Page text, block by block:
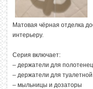
Матовая чёрная отделка
интерьеру.
Серия включает:
– держатели для полотенец
– держатели для туалетной
– мыльницы и дозаторы